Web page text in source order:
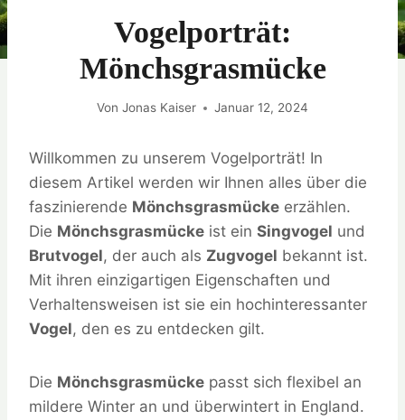
Vogelporträt:
Mönchsgrasmücke
Von Jonas Kaiser Januar 12, 2024
Willkommen zu unserem Vogelporträt! In
diesem Artikel werden wir Ihnen alles über die
faszinierende Mönchsgrasmücke erzählen.
Die Mönchsgrasmücke ist ein Singvogel und
Brutvogel, der auch als Zugvogel bekannt ist.
Mit ihren einzigartigen Eigenschaften und
Verhaltensweisen ist sie ein hochinteressanter
Vogel, den es zu entdecken gilt.
Die Mönchsgrasmücke passt sich flexibel an
mildere Winter an und überwintert in England.